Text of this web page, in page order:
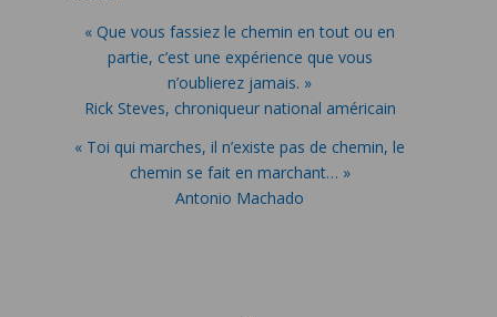
« Que vous fassiez le chemin en tout ou en
partie, c’est une expérience que vous
n’oublierez jamais. »
Rick Steves, chroniqueur national américain
« Toi qui marches, il n’existe pas de chemin, le
chemin se fait en marchant… »
Antonio Machado